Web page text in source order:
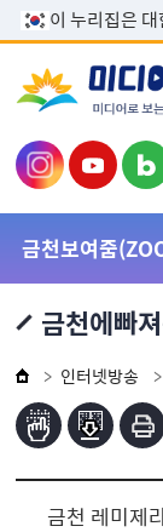
이 누리집은
금천보여줌
금천에빠
인터넷방송
금천 레미제